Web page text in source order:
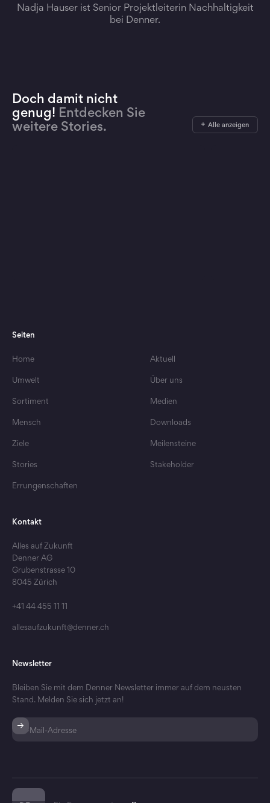
Nadja Hauser ist Senior Projektleiterin Nachhaltigkeit
bei Denner.
Doch damit nicht
genug! Entdecken Sie
weitere Stories.
Alle anzeigen
Nachhaltiger Genuss
So gut schmeckt Bio
Seiten
Home
Umwelt
Sortiment
Mensch
Ziele
Stories
Errungenschaften
Aktuell
Über uns
Medien
Downloads
Meilensteine
Stakeholder
Kontakt
Alles auf Zukunft
Denner AG
Grubenstrasse 10
8045 Zürich
+41 44 455 11 11
allesaufzukunft@denner.ch
Newsletter
Bleiben Sie mit dem Denner Newsletter immer auf dem neusten
Stand. Melden Sie sich jetzt an!